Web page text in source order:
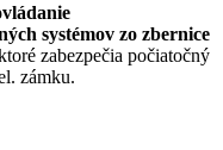
systémov zo zbernice
zabezpečia počiatočný
zámku.